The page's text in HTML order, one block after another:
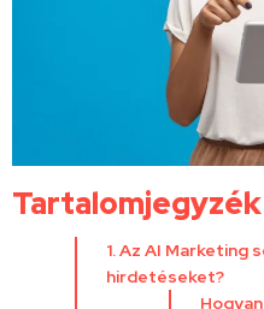
Tartalomjegyzék
1. Az AI Marketing
hirdetéseket?